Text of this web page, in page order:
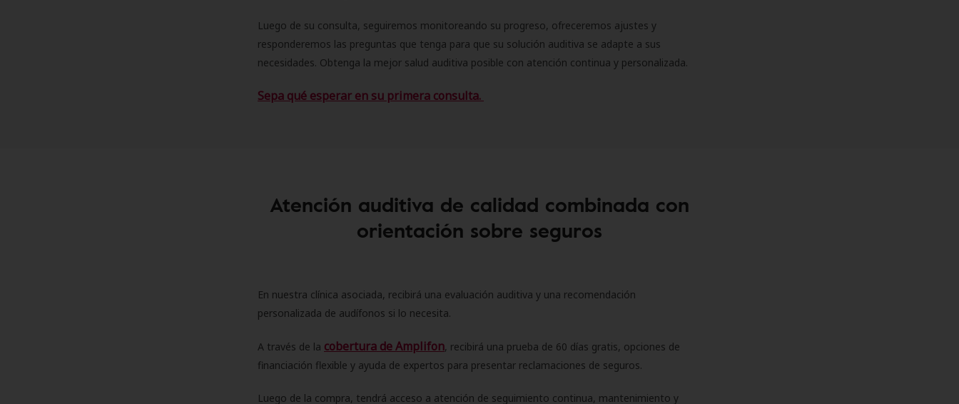
Luego de su consulta, seguiremos monitoreando su progreso, ofreceremos ajustes y
responderemos las preguntas que tenga para que su solución auditiva se adapte a sus
necesidades. Obtenga la mejor salud auditiva posible con atención continua y personalizada.
Sepa qué esperar en su primera consulta.
Atención auditiva de calidad combinada con
orientación sobre seguros
En nuestra clínica asociada, recibirá una evaluación auditiva y una recomendación
personalizada de audífonos si lo necesita.
A través de la cobertura de Amplifon, recibirá una prueba de 60 días gratis, opciones de
financiación flexible y ayuda de expertos para presentar reclamaciones de seguros.
Luego de la compra, tendrá acceso a atención de seguimiento continua, mantenimiento y